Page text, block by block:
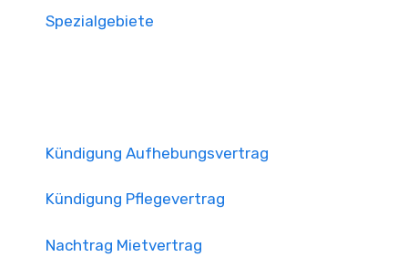
Spezialgebiete
Kündigung Aufhebungsvertrag
Kündigung Pflegevertrag
Nachtrag Mietvertrag